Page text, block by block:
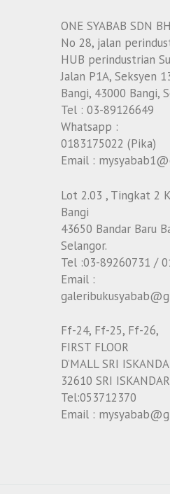
ONE SYABAB SDN
No 28, jalan
HUB perindustrian
Jalan P1A, Seksyen
Bangi, 43000 Bangi,
Tel : 03-89126649
Whatsapp :
0183175022 (Pika)
Email :
Lot 2.03 , Tingkat 2
Bangi
43650 Bandar Baru
Selangor.
Tel :03-89260731 /
Email :
Ff-24, Ff-25, Ff-26,
FIRST FLOOR
D’MALL SRI
32610 SRI
Tel:053712370
Email :